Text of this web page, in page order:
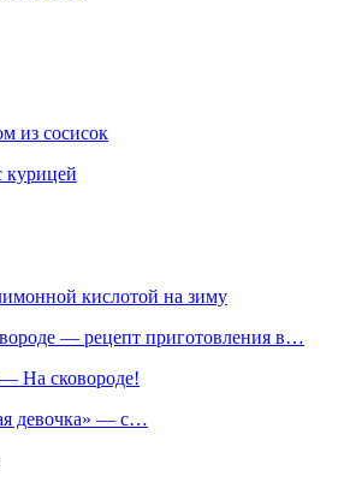
из сосисок
кислотой на зиму
— рецепт приготовления в…
На сковороде!
девочка» — с…